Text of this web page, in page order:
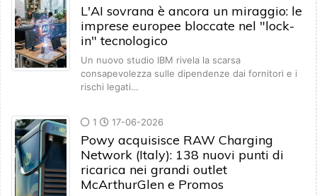
L'AI sovrana è ancora un miraggio: le
imprese europee bloccate nel "lock-
in" tecnologico
Un nuovo studio IBM rivela la scarsa
consapevolezza sulle dipendenze dai fornitori e i
rischi legati…
1 17-06-2026
Powy acquisisce RAW Charging
Network (Italy): 138 nuovi punti di
ricarica nei grandi outlet
McArthurGlen e Promos